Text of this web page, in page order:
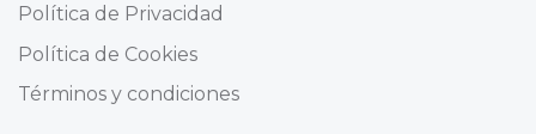
Política de Privacidad
Política de Cookies
Términos y condiciones